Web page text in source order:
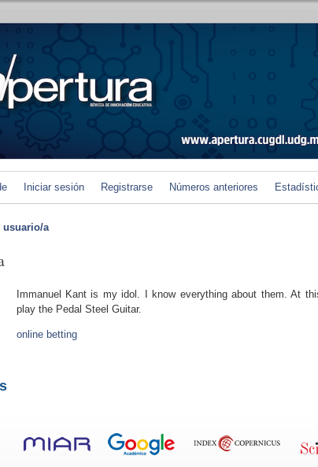
Iniciar sesión Registrarse Números anteriores
usuario/a
Immanuel Kant is my idol. I know everything about them. At
play the Pedal Steel Guitar.
online betting